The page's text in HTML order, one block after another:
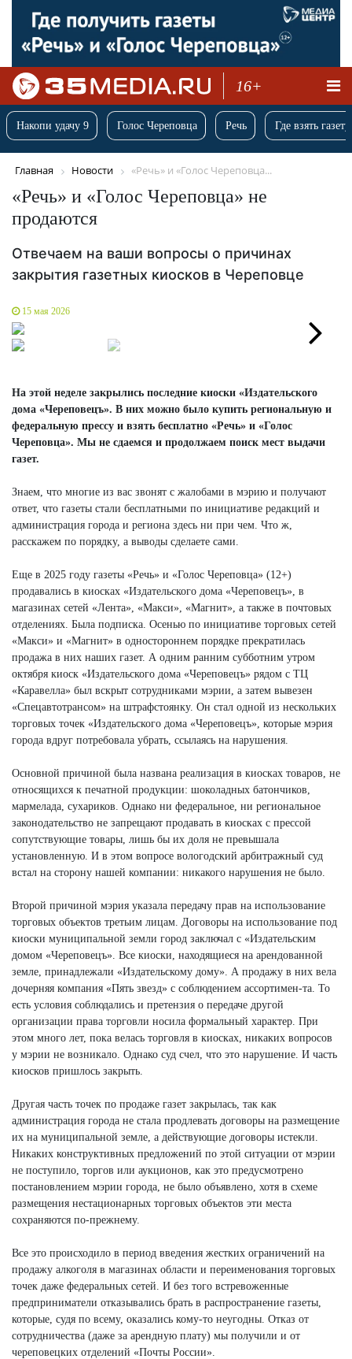
16+
Накопи удачу 9 Голос Череповца Речь Где взять
Главная Новости «Речь» и «Голос Череповца...
«Речь» и «Голос Череповца» не
продаются
Отвечаем на ваши вопросы о причинах
закрытия газетных киосков в Череповце
15 мая 2026
На этой неделе закрылись последние киоски «Издательского
дома «Череповецъ». В них можно было купить региональную и
федеральную прессу и взять бесплатно «Речь» и «Голос
Череповца». Мы не сдаемся и продолжаем поиск мест выдачи
газет.
Знаем, что многие из вас звонят с жалобами в мэрию и получают
ответ, что газеты стали бесплатными по инициативе редакций и
администрация города и региона здесь ни при чем. Что ж,
расскажем по порядку, а выводы сделаете сами.
Еще в 2025 году газеты «Речь» и «Голос Череповца» (12+)
продавались в киосках «Издательского дома «Череповецъ», в
магазинах сетей «Лента», «Макси», «Магнит», а также в почтовых
отделениях. Была подписка. Осенью по инициативе торговых сетей
«Макси» и «Магнит» в одностороннем порядке прекратилась
продажа в них наших газет. А одним ранним субботним утром
октября киоск «Издательского дома «Череповецъ» рядом с ТЦ
«Каравелла» был вскрыт сотрудниками мэрии, а затем вывезен
«Спецавтотрансом» на штрафстоянку. Он стал одной из нескольких
торговых точек «Издательского дома «Череповецъ», которые мэрия
города вдруг потребовала убрать, ссылаясь на нарушения.
Основной причиной была названа реализация в киосках товаров, не
относящихся к печатной продукции: шоколадных батончиков,
мармелада, сухариков. Однако ни федеральное, ни региональное
законодательство не запрещают продавать в киосках с прессой
сопутствующие товары, лишь бы их доля не превышала
установленную. И в этом вопросе вологодский арбитражный суд
встал на сторону нашей компании: никакого нарушения не было.
Второй причиной мэрия указала передачу прав на использование
торговых объектов третьим лицам. Договоры на использование под
киоски муниципальной земли город заключал с «Издательским
домом «Череповецъ». Все киоски, находящиеся на арендованной
земле, принадлежали «Издательскому дому». А продажу в них вела
дочерняя компания «Пять звезд» с соблюдением ассортимен-та. То
есть условия соблюдались и претензия о передаче другой
организации права торговли носила формальный характер. При
этом много лет, пока велась торговля в киосках, никаких вопросов
у мэрии не возникало. Однако суд счел, что это нарушение. И часть
киосков пришлось закрыть.
Другая часть точек по продаже газет закрылась, так как
администрация города не стала продлевать договоры на размещение
их на муниципальной земле, а действующие договоры истекли.
Никаких конструктивных предложений по этой ситуации от мэрии
не поступило, торгов или аукционов, как это предусмотрено
постановлением мэрии города, не было объявлено, хотя в схеме
размещения нестационарных торговых объектов эти места
сохраняются по-прежнему.
Все это происходило в период введения жестких ограничений на
продажу алкоголя в магазинах области и переименования торговых
точек даже федеральных сетей. И без того встревоженные
предприниматели отказывались брать в распространение газеты,
которые, судя по всему, оказались кому-то неугодны. Отказ от
сотрудничества (даже за арендную плату) мы получили и от
череповецких отделений «Почты России».